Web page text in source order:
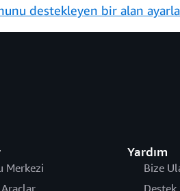
destekleyen bir alan
Merkezi
Yardım
Bize